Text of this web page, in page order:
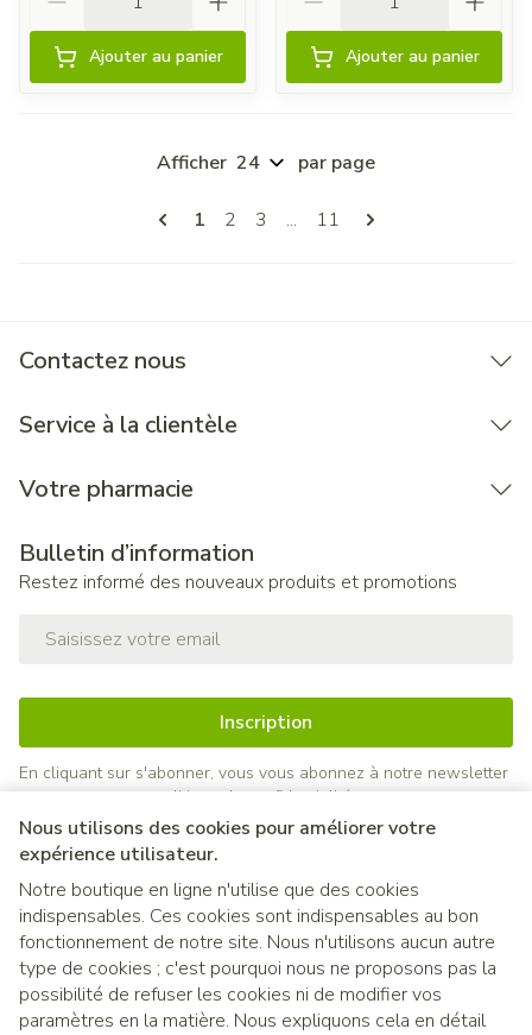
Nous utilisons des cookies pour améliorer votre
expérience utilisateur.
Notre boutique en ligne n'utilise que des cookies
indispensables. Ces cookies sont indispensables au bon
fonctionnement de notre site. Nous n'utilisons aucun autre
type de cookies ; c'est pourquoi nous ne proposons pas la
possibilité de refuser les cookies ni de modifier vos
paramètres en la matière. Nous expliquons cela en détail
Ajouter au panier Ajouter au panier
Pages
Vous lisez actuellement la page
1 Page
2 Page
3 ... Page
11
Afficher par page
Contactez nous
Service à la clientèle
Votre pharmacie
Bulletin d’information
Restez informé des nouveaux produits et promotions
Inscription
En cliquant sur s'abonner, vous vous abonnez à notre newsletter
et acceptez notrepolitique de confidentialité.